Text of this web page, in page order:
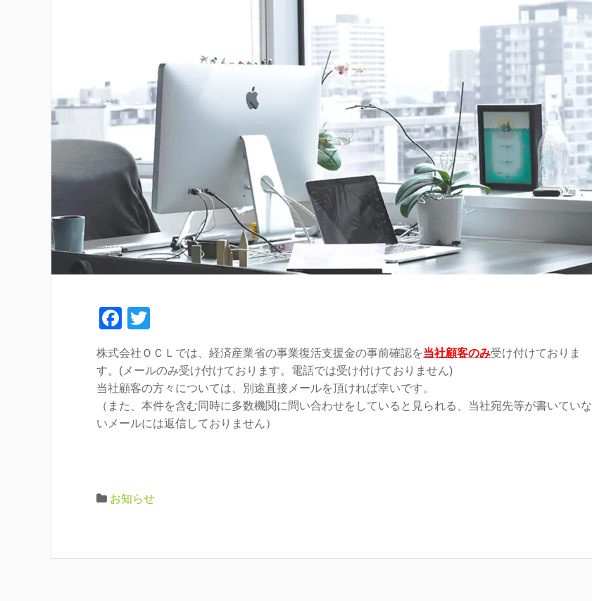
F
c
e
b
o
tt
er
株式会社ＯＣＬでは、経済産業省の事業復活支援金の事前確認を当社顧客のみ受け付けておりま
す。(メールのみ受け付けております。電話では受け付けておりません)
当社顧客の方々については、別途直接メールを頂ければ幸いです。
（また、本件を含む同時に多数機関に問い合わせをしていると見られる、当社宛先等が書いていな
いメールには返信しておりません）
お知らせ